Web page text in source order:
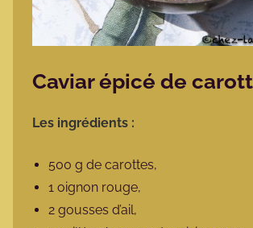
Caviar épicé de
Les ingrédients :
500 g de carottes,
1 oignon rouge,
2 gousses d’ail,